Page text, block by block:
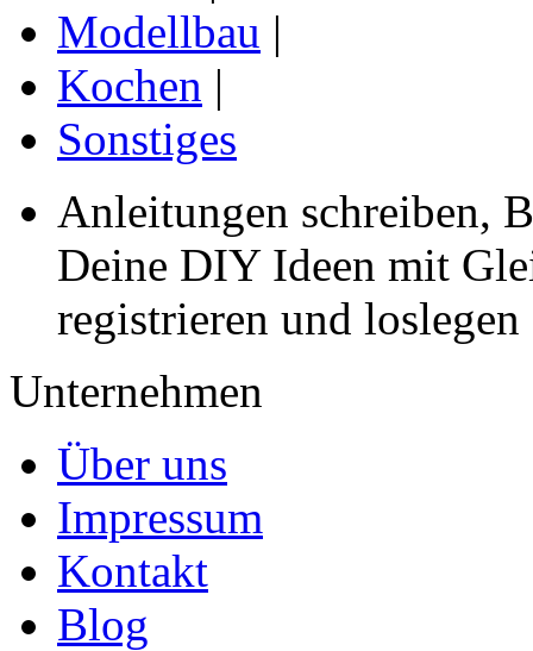
Modellbau |
Kochen |
Sonstiges
Anleitungen schreiben,
Deine DIY Ideen mit
registrieren und loslegen
Unternehmen
Über uns
Impressum
Kontakt
Blog